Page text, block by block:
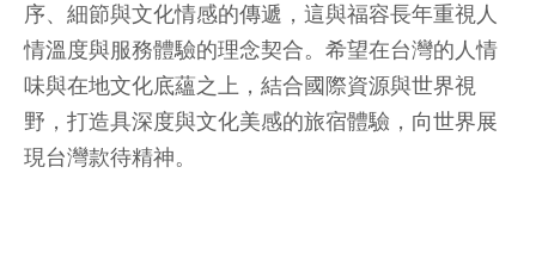
序、細節與文化情感的傳遞，這與福容長年重視人
情溫度與服務體驗的理念契合。希望在台灣的人情
味與在地文化底蘊之上，結合國際資源與世界視
野，打造具深度與文化美感的旅宿體驗，向世界展
現台灣款待精神。